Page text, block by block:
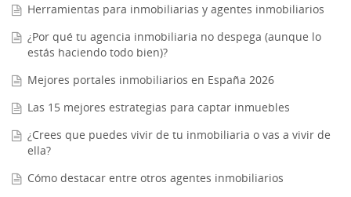
Herramientas para inmobiliarias y agentes inmobiliarios
¿Por qué tu agencia inmobiliaria no despega (aunque lo
estás haciendo todo bien)?
Mejores portales inmobiliarios en España 2026
Las 15 mejores estrategias para captar inmuebles
¿Crees que puedes vivir de tu inmobiliaria o vas a vivir de
ella?
Cómo destacar entre otros agentes inmobiliarios